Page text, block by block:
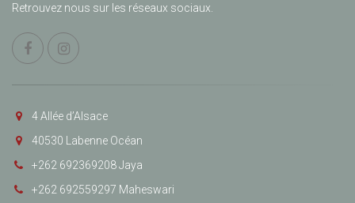
Retrouvez nous sur les réseaux sociaux.
4 Allée d’Alsace
40530 Labenne Océan
+262 692369208 Jaya
+262 692559297 Maheswari